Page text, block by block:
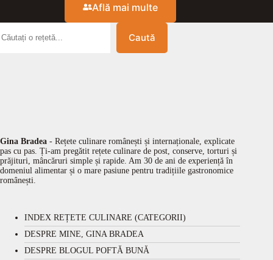
Află mai multe
Caută
Gina Bradea - Rețete culinare românești și internaționale, explicate
pas cu pas. Ți-am pregătit rețete culinare de post, conserve, torturi și
prăjituri, mâncăruri simple și rapide. Am 30 de ani de experiență în
domeniul alimentar și o mare pasiune pentru tradițiile gastronomice
românești.
INDEX REȚETE CULINARE (CATEGORII)
DESPRE MINE, GINA BRADEA
DESPRE BLOGUL POFTĂ BUNĂ